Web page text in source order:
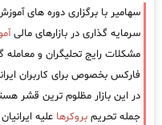
سهامیر با برگزاری دوره های
سرمایه گذاری در بازارهای مالی
مشکلات رایج تحلیگران و
فارکس بخصوص برای کاربران
در این بازار مظلوم ترین قشر
جمله تحریم بروکرها علیه